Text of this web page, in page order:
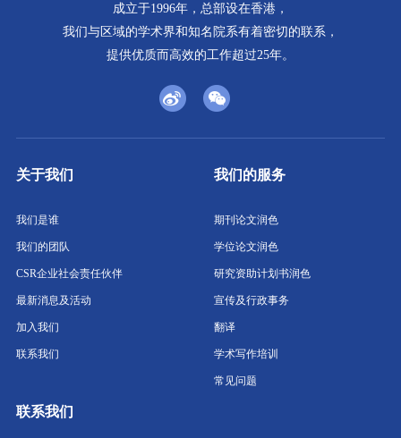
成立于1996年，总部设在香港，
我们与区域的学术界和知名院系有着密切的联系，
提供优质而高效的工作超过25年。
关于我们
我们是谁
我们的团队
CSR企业社会责任伙伴
最新消息及活动
加入我们
联系我们
我们的服务
期刊论文润色
学位论文润色
研究资助计划书润色
宣传及行政事务
翻译
学术写作培训
常见问题
联系我们